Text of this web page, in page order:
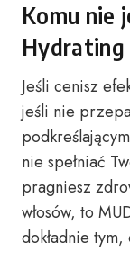
Komu nie
Hydrating
Jeśli cenisz
jeśli nie
nie spełniać
pragniesz
włosów, to
dokładnie